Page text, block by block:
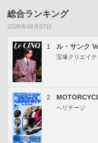
総合ランキング
2026年08月07日
1 ル・サンク
宝塚クリエイ
2
ヘリテージ